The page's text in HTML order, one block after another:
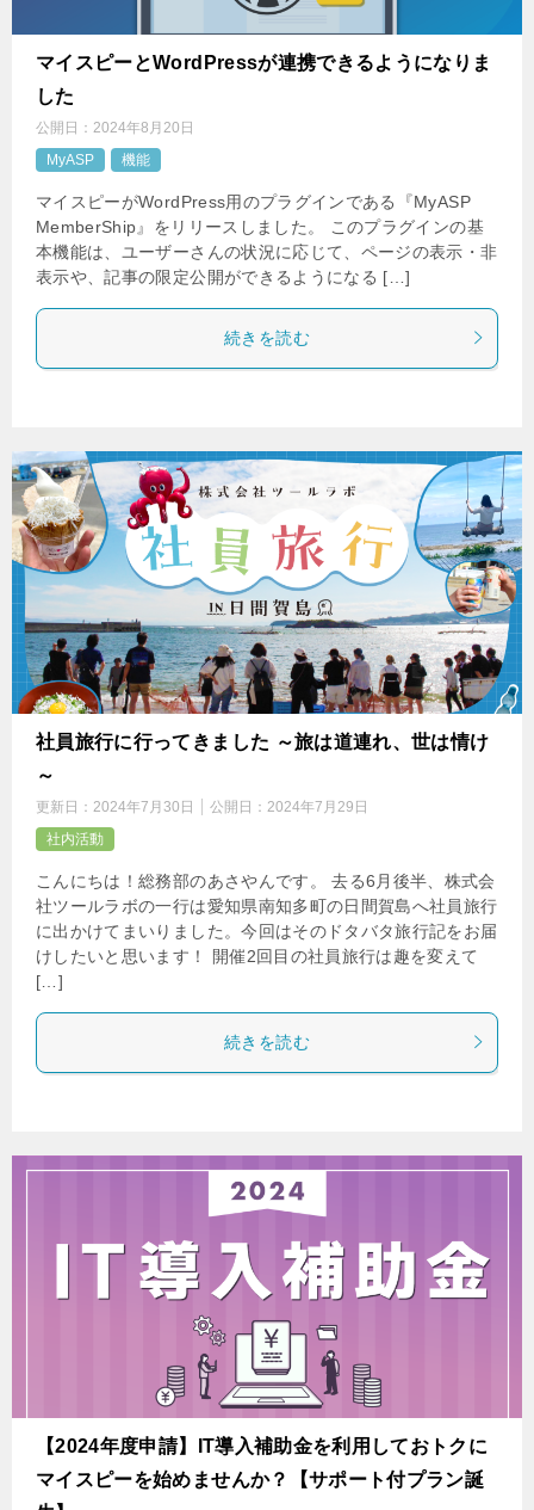
マイスピーとWordPressが連携できるようになりま
した
公開日： 2024年8月20日
MyASP
機能
マイスピーがWordPress用のプラグインである『MyASP
MemberShip』をリリースしました。 このプラグインの基
本機能は、ユーザーさんの状況に応じて、ページの表示・非
表示や、記事の限定公開ができるようになる […]
続きを読む
社員旅行に行ってきました ～旅は道連れ、世は情け
～
更新日： 2024年7月30日 公開日： 2024年7月29日
社内活動
こんにちは！総務部のあさやんです。 去る6月後半、株式会
社ツールラボの一行は愛知県南知多町の日間賀島へ社員旅行
に出かけてまいりました。今回はそのドタバタ旅行記をお届
けしたいと思います！ 開催2回目の社員旅行は趣を変えて
[…]
続きを読む
【2024年度申請】IT導入補助金を利用しておトクに
マイスピーを始めませんか？【サポート付プラン誕